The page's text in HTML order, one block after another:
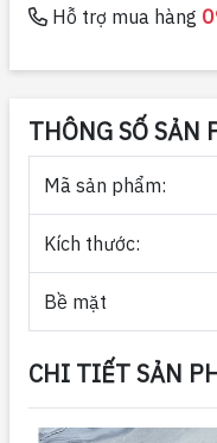
Hỗ trợ mua hàng
THÔNG SỐ SẢN
Mã sản phẩm:
Kích thước:
Bề mặt
CHI TIẾT SẢN